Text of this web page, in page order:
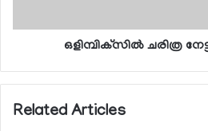
ഒളിമ്പിക്‌സില്‍ ചരിത്ര
Related Articles